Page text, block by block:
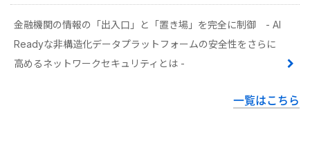
金融機関の情報の「出入口」と「置き場」を完全に制御 - AI
Readyな非構造化データプラットフォームの安全性をさらに
高めるネットワークセキュリティとは -
一覧はこちら